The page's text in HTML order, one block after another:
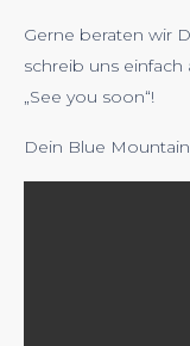
Gerne beraten wir
schreib uns einfach
„See you soon“!
Dein Blue